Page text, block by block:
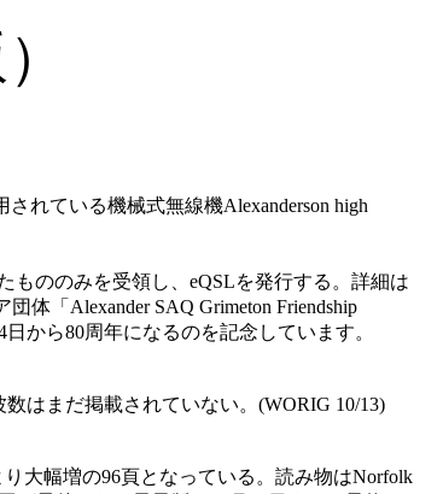
れている機械式無線機Alexanderson high
もののみを受領し、eQSLを発行する。詳細は
体「Alexander SAQ Grimeton Friendship
から80周年になるのを記念しています。
はまだ掲載されていない。(WORIG 10/13)
り大幅増の96頁となっている。読み物はNorfolk